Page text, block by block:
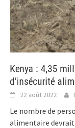
Kenya : 4,35
d’insécurité
22 août 2022
Le nombre de
alimentaire